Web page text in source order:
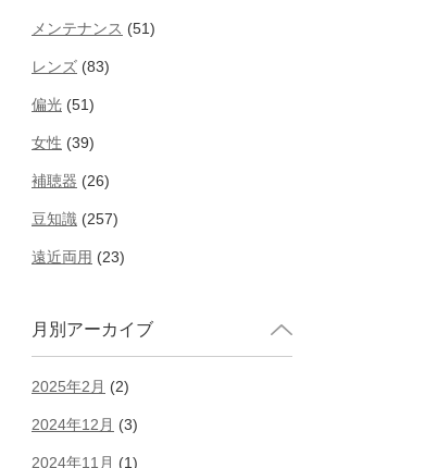
メンテナンス (51)
レンズ (83)
偏光 (51)
女性 (39)
補聴器 (26)
豆知識 (257)
遠近両用 (23)
月別アーカイブ
2025年2月 (2)
2024年12月 (3)
2024年11月 (1)